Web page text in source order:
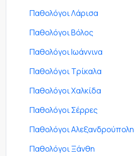
Παθολόγοι Λάρισα
Παθολόγοι Βόλος
Παθολόγοι Ιωάννινα
Παθολόγοι Τρίκαλα
Παθολόγοι Χαλκίδα
Παθολόγοι Σέρρες
Παθολόγοι Αλεξανδρούπολη
Παθολόγοι Ξάνθη